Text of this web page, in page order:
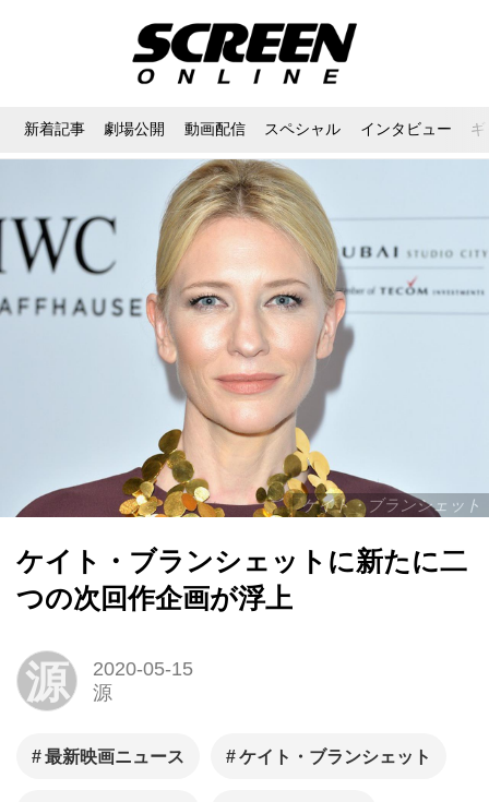
新着記事 劇場公開 動画配信 スペシャル インタビュー
ケイト・ブランシェット
ケイト・ブランシェットに新たに二
つの次回作企画が浮上
源
2020-05-15
源
最新映画ニュース ケイト・ブランシェット